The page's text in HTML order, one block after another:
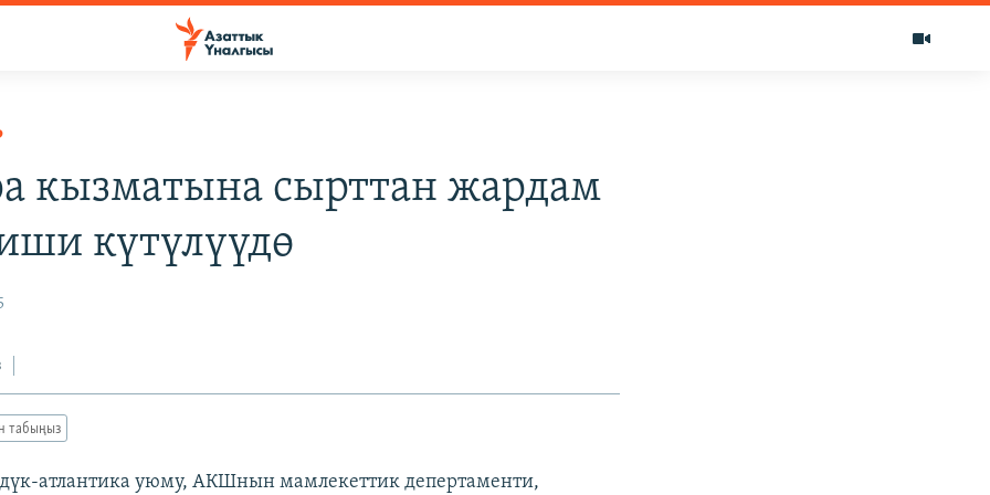
кызматына сырттан жардам
күтүлүүдө
табыңыз
атлантика уюму, АКШнын мамлекеттик депертаменти,